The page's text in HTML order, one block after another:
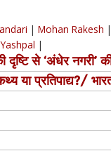
| Mohan Rakesh |
Yashpal |
से ‘अंधेर नगरी’ की
या प्रतिपाद्य?/